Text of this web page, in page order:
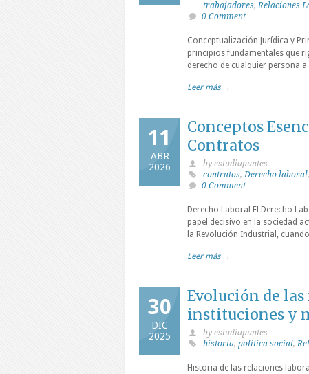
trabajadores,Relaciones
0 Comment
Conceptualización Jurídica y
principios fundamentales que
derecho de cualquier persona
Leer más →
11
ABR
2026
Conceptos
Contratos
by estudiapuntes
contratos,Derecho laboral,
0 Comment
Derecho Laboral El Derecho
papel decisivo en la sociedad
la Revolución Industrial,
Leer más →
30
DIC
2025
Evolución de
instituciones y
by estudiapuntes
historia, política social,
Historia de las relaciones